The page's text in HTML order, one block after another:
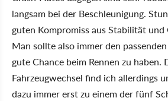
langsam bei der Beschleunigung.
guten Kompromiss aus Stabilität
Man sollte also immer den
gute Chance beim Rennen zu haben.
Fahrzeugwechsel find ich allerdings
dazu immer erst zu einem der fünf